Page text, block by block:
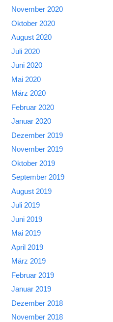
November 2020
Oktober 2020
August 2020
Juli 2020
Juni 2020
Mai 2020
März 2020
Februar 2020
Januar 2020
Dezember 2019
November 2019
Oktober 2019
September 2019
August 2019
Juli 2019
Juni 2019
Mai 2019
April 2019
März 2019
Februar 2019
Januar 2019
Dezember 2018
November 2018